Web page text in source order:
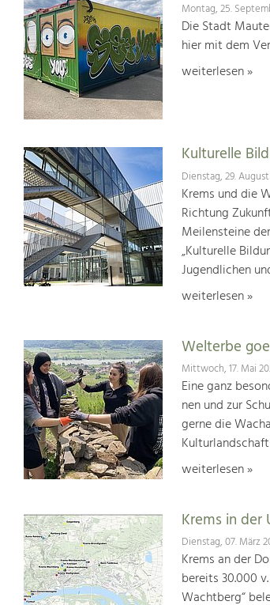
Montag, 25.
Die Stadt
hier mit dem
weiterlesen »
Kulturelle
Dienstag, 29.
Krems und die
Richtung
Meilensteine
„Kulturelle
Jugendlichen
weiterlesen »
Welterbe
Mittwoch, 17. Mai
Eine ganz
nen und zur
gerne die
weiterlesen »
Krems in der
Dienstag, 07. März
Krems an der
bereits 30.000
Wachtberg“